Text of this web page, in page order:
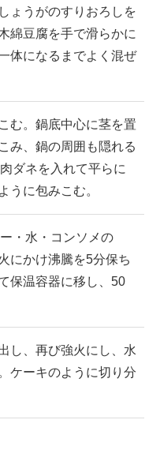
ょうがのすりおろしを
綿豆腐を手で滑らかに
体になるまでよく混ぜ
む。鍋底中心に茎を置
み、鍋の周囲も隠れる
ダネを入れて平らに
うに包みこむ。
・水・コンソメの
にかけ沸騰を5分保ち
保温容器に移し、50
し、再び強火にし、水
ケーキのように切り分